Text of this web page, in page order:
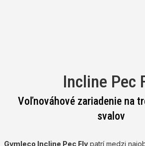
Incline Pec
Voľnováhové zariadenie na
svalov
Gymleco Incline Pec Fly patrí medzi